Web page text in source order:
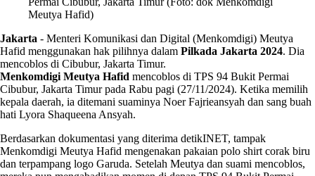
Meutya Hafid)
Jakarta - Menteri Komunikasi dan Digital (Menkomdigi) Meutya
Hafid menggunakan hak pilihnya dalam Pilkada Jakarta 2024. Dia
mencoblos di Cibubur, Jakarta Timur.
Menkomdigi Meutya Hafid mencoblos di TPS 94 Bukit Permai
Cibubur, Jakarta Timur pada Rabu pagi (27/11/2024). Ketika memilih
kepala daerah, ia ditemani suaminya Noer Fajrieansyah dan sang buah
hati Lyora Shaqueena Ansyah.
Berdasarkan dokumentasi yang diterima detikINET, tampak
Menkomdigi Meutya Hafid mengenakan pakaian polo shirt corak biru
dan terpampang logo Garuda. Setelah Meutya dan suami mencoblos,